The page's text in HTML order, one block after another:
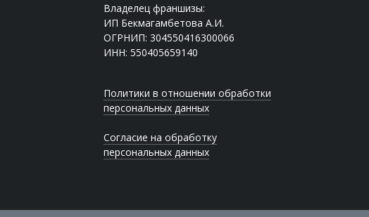
Владелец франшизы:
ИП Бекмагамбетова А.И.
ОГРНИП: 304550416300066
ИНН: 550405659140
Политики в отношении обработки
персональных данных
Согласие на обработку
персональных данных